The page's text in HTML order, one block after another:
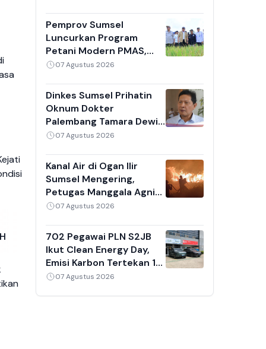
Pemprov Sumsel
Luncurkan Program
Petani Modern PMAS,
Target Produktivitas
Hektare
07 Agustus 2026
Dinkes Sumsel Prihatin
Oknum Dokter
Palembang Tamara Dewi
Jasmine Tulis Komentar
Siapkan Sanksi Teguran
07 Agustus 2026
Kanal Air di Ogan Ilir
Sumsel Mengering,
Petugas Manggala Agni
Kesulitan Padamkan
07 Agustus 2026
702 Pegawai PLN S2JB
Ikut Clean Energy Day,
Emisi Karbon Tertekan 15
Ton dan BBM Hemat
07 Agustus 2026